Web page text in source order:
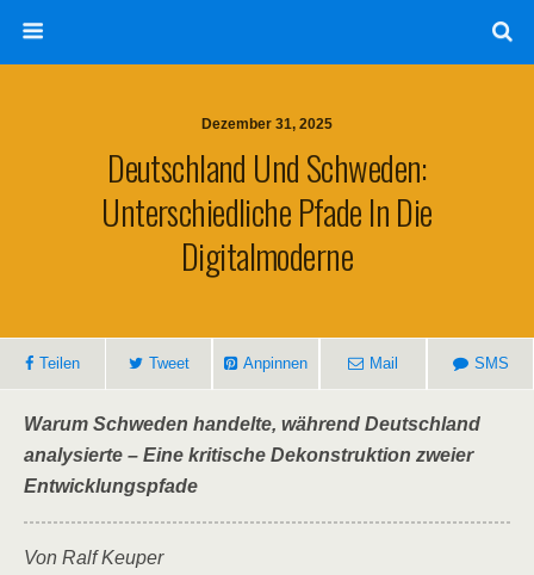
Dezember 31, 2025
Deutschland Und Schweden:
Unterschiedliche Pfade In Die
Digitalmoderne
Teilen Tweet Anpinnen Mail SMS
Warum Schweden handelte, während Deutschland
analysierte – Eine kritische Dekonstruktion zweier
Entwicklungspfade
Von Ralf Keuper